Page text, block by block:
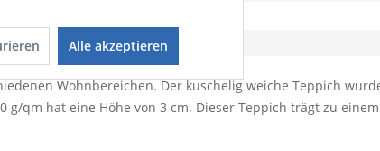
Wohnbereichen. Der kuschelig weiche Teppich
qm hat eine Höhe von 3 cm. Dieser Teppich trägt zu
Alle akzeptieren